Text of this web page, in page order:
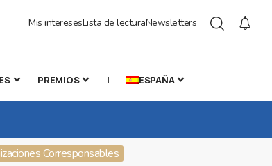
Mis interesesLista de lecturaNewsletters
PREMIOS | ESPAÑA
Corresponsables